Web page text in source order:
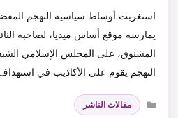
استغربت أوساط سياسية التهجم
يمارسه موقع أساس ميديا، لصاحبه
المشنوق، على المجلس الإسلامي
التهجم يقوم على الأكاذيب في
التصنيفات
مقالات الناشر